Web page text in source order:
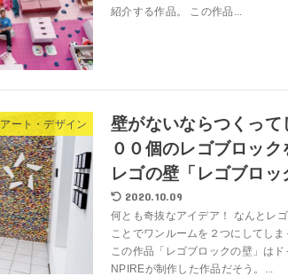
紹介する作品。 この作品...
アート・デザイン
壁がないならつくって
００個のレゴブロッ
レゴの壁「レゴブロッ
2020.10.09
何とも奇抜なアイデア！ なんとレ
ことでワンルームを２つにしてし
この作品「レゴブロックの壁」は
NPIREが制作した作品だそう。...